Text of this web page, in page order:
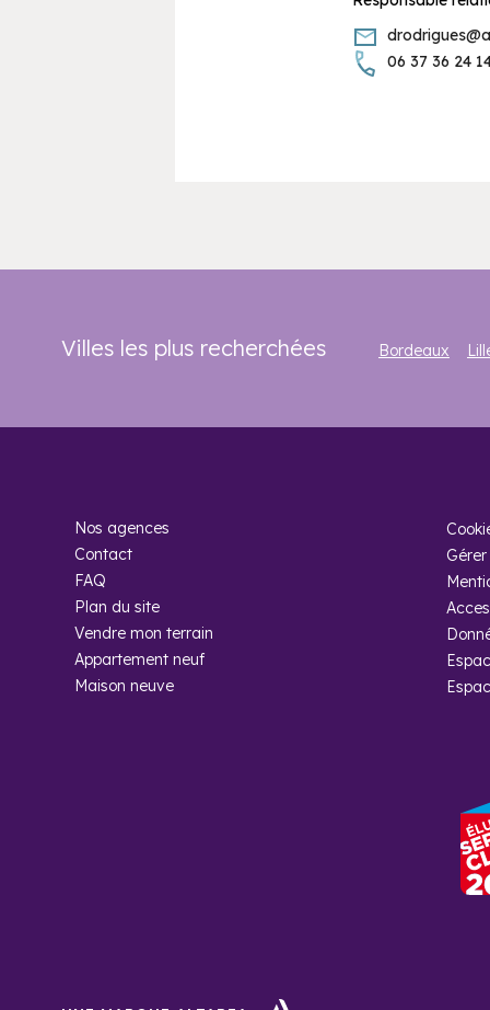
06 37 36 24
Villes les plus recherchées Bordeaux
Nos agences
Contact
FAQ
Plan du site
Vendre mon terrain
Appartement neuf
Maison neuve
Gérer